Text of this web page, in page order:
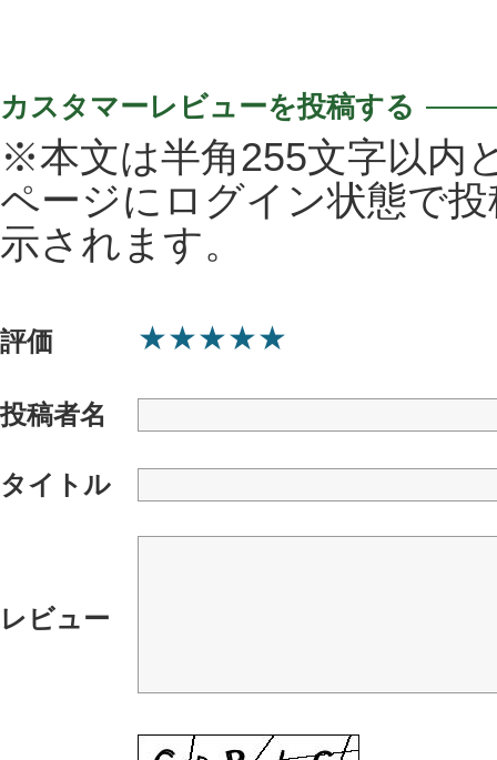
カスタマーレビューを投稿する
※本文は半角255文字以内
ページにログイン状態で
示されます。
評価 ★★★★★
投稿者名
タイトル
レビュー